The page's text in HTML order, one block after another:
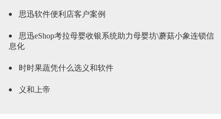
思迅软件便利店客户案例
思迅eShop考拉母婴收银系统助力母婴坊\蘑菇小象连锁信
息化
时时果蔬凭什么选义和软件
义和上帝